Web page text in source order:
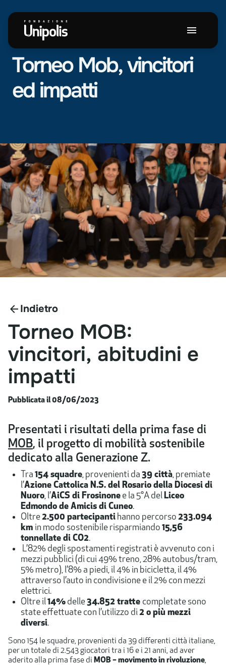
NEWS
Torneo Mob,vincitori
ed impatti
Indietro
Torneo MOB:
vincitori, abitudini e
impatti
Pubblicata il 08/06/2023
​Presentati i risultati della prima fase di
MOB, il progetto di mobilità sostenibile
dedicato alla Generazione Z.
Tra 154 squadre, provenienti da 39 città, premiate
l’Azione Cattolica N.S. del Rosario della Diocesi di
Nuoro, l’AiCS di Frosinone e la 5°A delLiceo
Edmondo de Amicis di Cuneo.
Oltre2.500 partecipanti hanno percorso 233.094
km in modo sostenibile risparmiando 15,56
tonnellate di CO2.
L’82% degli spostamenti registrati è avvenuto con i
mezzi pubblici (di cui 49% treno, 28% autobus/tram,
5% metro), l’8% a piedi, il 4% in bicicletta, il 4%
attraverso l’auto in condivisione e il 2% con mezzi
elettrici.
Oltre il14% delle34.852 tratte completate sono
state effettuate con l’utilizzo di2 o più mezzi
diversi.
Sono 154 le squadre, provenienti da 39 differenti città italiane,
per un totale di 2.543 giocatori tra i 16 e i 21 anni, ad aver
aderito alla prima fase di MOB – movimento in rivoluzione,